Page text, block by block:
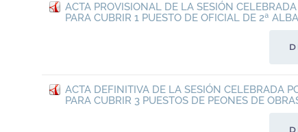
ACTA PROVISIONAL DE LA SESIÓN
PARA CUBRIR 1 PUESTO DE OFICIAL DE 2ª
ACTA DEFINITIVA DE LA SESIÓN CELEBRADA
PARA CUBRIR 3 PUESTOS DE PEONES DE